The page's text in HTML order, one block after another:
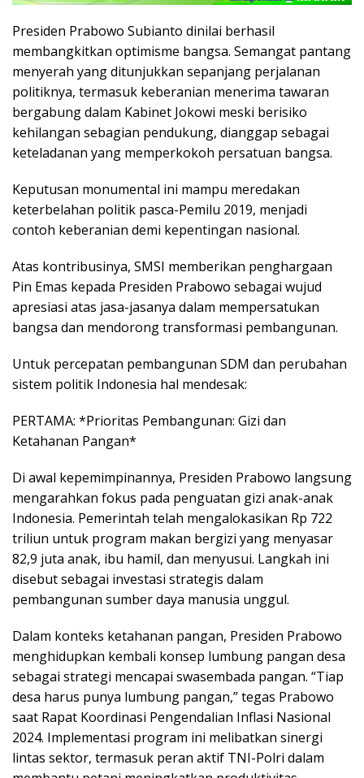
Presiden Prabowo Subianto dinilai berhasil
membangkitkan optimisme bangsa. Semangat pantang
menyerah yang ditunjukkan sepanjang perjalanan
politiknya, termasuk keberanian menerima tawaran
bergabung dalam Kabinet Jokowi meski berisiko
kehilangan sebagian pendukung, dianggap sebagai
keteladanan yang memperkokoh persatuan bangsa.
Keputusan monumental ini mampu meredakan
keterbelahan politik pasca-Pemilu 2019, menjadi
contoh keberanian demi kepentingan nasional.
Atas kontribusinya, SMSI memberikan penghargaan
Pin Emas kepada Presiden Prabowo sebagai wujud
apresiasi atas jasa-jasanya dalam mempersatukan
bangsa dan mendorong transformasi pembangunan.
Untuk percepatan pembangunan SDM dan perubahan
sistem politik Indonesia hal mendesak:
PERTAMA: *Prioritas Pembangunan: Gizi dan
Ketahanan Pangan*
Di awal kepemimpinannya, Presiden Prabowo langsung
mengarahkan fokus pada penguatan gizi anak-anak
Indonesia. Pemerintah telah mengalokasikan Rp 722
triliun untuk program makan bergizi yang menyasar
82,9 juta anak, ibu hamil, dan menyusui. Langkah ini
disebut sebagai investasi strategis dalam
pembangunan sumber daya manusia unggul.
Dalam konteks ketahanan pangan, Presiden Prabowo
menghidupkan kembali konsep lumbung pangan desa
sebagai strategi mencapai swasembada pangan. “Tiap
desa harus punya lumbung pangan,” tegas Prabowo
saat Rapat Koordinasi Pengendalian Inflasi Nasional
2024. Implementasi program ini melibatkan sinergi
lintas sektor, termasuk peran aktif TNI-Polri dalam